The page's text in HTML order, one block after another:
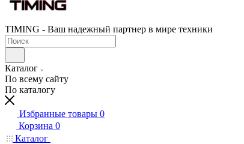
TIMING - Ваш надежный партнер в мире техники
Каталог
По всему сайту
По каталогу
Избранные товары 0
Корзина 0
Каталог